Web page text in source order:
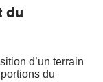
du
d’un terrain
du